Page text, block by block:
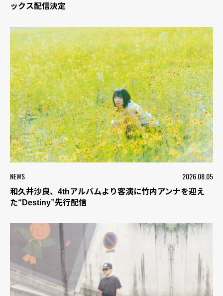
ックス配信決定
NEWS 2026.08.05
和久井沙良、4thアルバムより客演に竹内アンナを迎え
た“Destiny”先行配信